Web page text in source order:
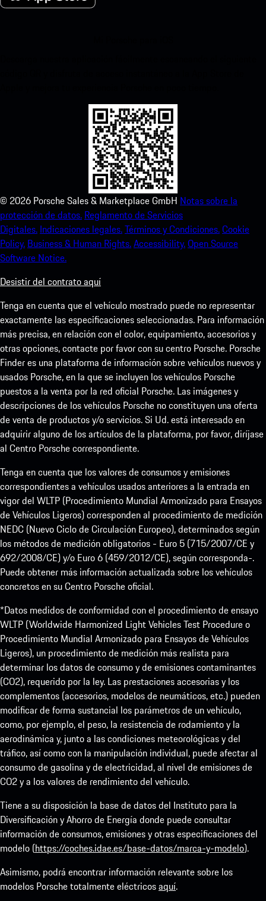
© 2026 Porsche Sales & Marketplace GmbH Notas sobre la
protección de datos. Reglamento de Servicios
Digitales. Indicaciones legales.Términos y Condiciones.Cookie
Policy. Business & Human Rights.Accessibility.Open Source
Software Notice.
Desistir del contrato aquí
Tenga en cuenta que el vehículo mostrado puede no representar
exactamente las especificaciones seleccionadas. Para información
más precisa, en relación con el color, equipamiento, accesorios y
otras opciones, contacte por favor con su centro Porsche. Porsche
Finder es una plataforma de información sobre vehículos nuevos y
usados Porsche, en la que se incluyen los vehículos Porsche
puestos a la venta por la red oficial Porsche. Las imágenes y
descripciones de los vehículos Porsche no constituyen una oferta
de venta de productos y/o servicios. Si Ud. está interesado en
adquirir alguno de los artículos de la plataforma, por favor, diríjase
al Centro Porsche correspondiente.
Tenga en cuenta que los valores de consumos y emisiones
correspondientes a vehículos usados anteriores a la entrada en
vigor del WLTP (Procedimiento Mundial Armonizado para Ensayos
de Vehículos Ligeros) corresponden al procedimiento de medición
NEDC (Nuevo Ciclo de Circulación Europeo), determinados según
los métodos de medición obligatorios - Euro 5 (715/2007/CE y
692/2008/CE) y/o Euro 6 (459/2012/CE), según corresponda-.
Puede obtener más información actualizada sobre los vehículos
concretos en su Centro Porsche oficial.
*Datos medidos de conformidad con el procedimiento de ensayo
WLTP (Worldwide Harmonized Light Vehicles Test Procedure o
Procedimiento Mundial Armonizado para Ensayos de Vehículos
Ligeros), un procedimiento de medición más realista para
determinar los datos de consumo y de emisiones contaminantes
(CO2), requerido por la ley. Las prestaciones accesorias y los
complementos (accesorios, modelos de neumáticos, etc.) pueden
modificar de forma sustancial los parámetros de un vehículo,
como, por ejemplo, el peso, la resistencia de rodamiento y la
aerodinámica y, junto a las condiciones meteorológicas y del
tráfico, así como con la manipulación individual, puede afectar al
consumo de gasolina y de electricidad, al nivel de emisiones de
CO2 y a los valores de rendimiento del vehículo.
Tiene a su disposición la base de datos del Instituto para la
Diversificación y Ahorro de Energía donde puede consultar
información de consumos, emisiones y otras especificaciones del
modelo (https://coches.idae.es/base-datos/marca-y-modelo).
Asimismo, podrá encontrar información relevante sobre los
modelos Porsche totalmente eléctricosaquí.